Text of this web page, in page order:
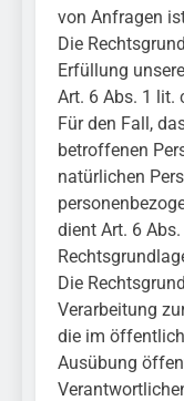
von Anfragen
Die
Erfüllung
Art. 6 Abs. 1 lit.
Für den Fall,
betroffenen
natürlichen
dient Art. 6
Die
Verarbeitung
die im
Ausübung